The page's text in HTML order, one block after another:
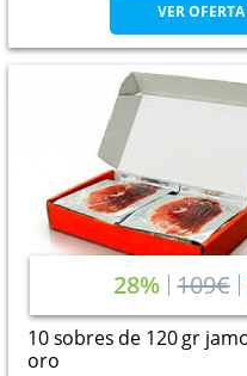
VER OFERTA
28% 109€
10 sobres de 120 gr
oro